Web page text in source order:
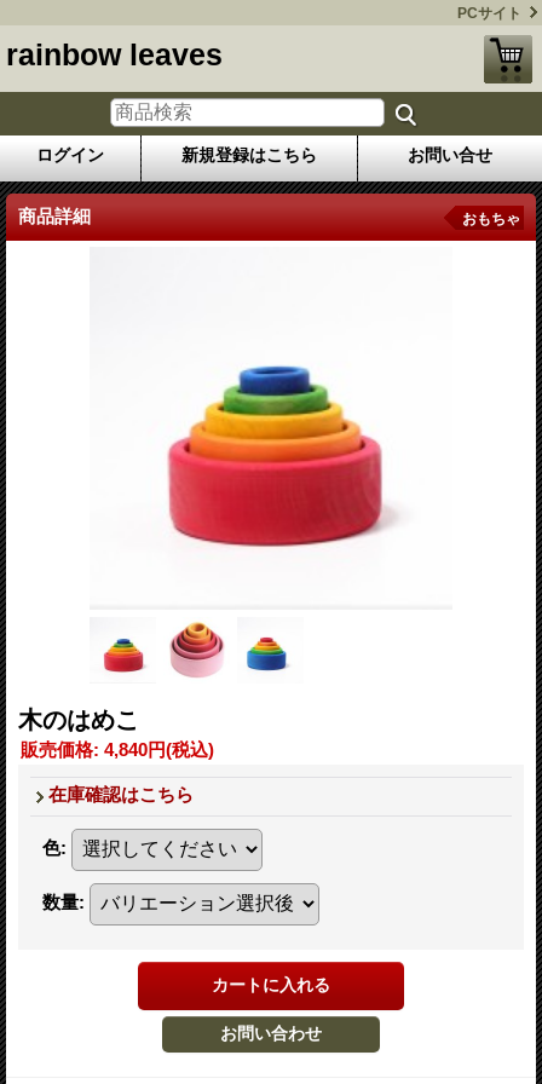
PCサイト
rainbow leaves
ログイン 新規登録はこちら お問い合せ
商品詳細 おもちゃ
木のはめこ
販売価格: 4,840円(税込)
在庫確認はこちら
色:
数量: